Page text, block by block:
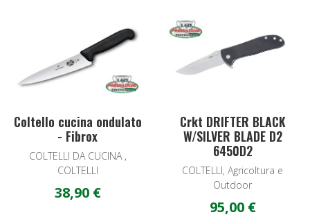
Add to Wishlist
Coltello cucina ondulato
- Fibrox
COLTELLI DA CUCINA ,
COLTELLI
38,90 €
Crkt DRIFTER BLACK
W/SILVER BLADE D2
6450D2
COLTELLI, Agricoltura e
Outdoor
95,00 €